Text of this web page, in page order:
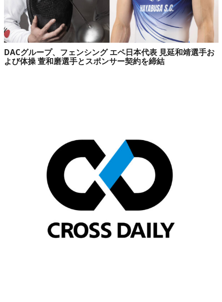
DACグループ、フェンシング エペ日本代表 見延和靖選手お
よび体操 萱和磨選手とスポンサー契約を締結